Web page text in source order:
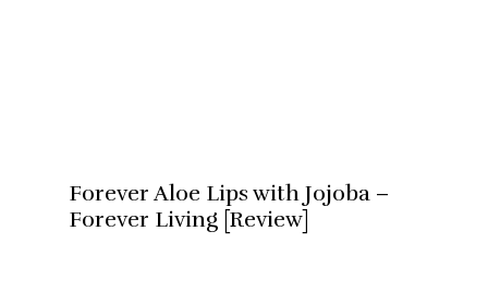
Forever Aloe Lips with Jojoba –
Forever Living [Review]